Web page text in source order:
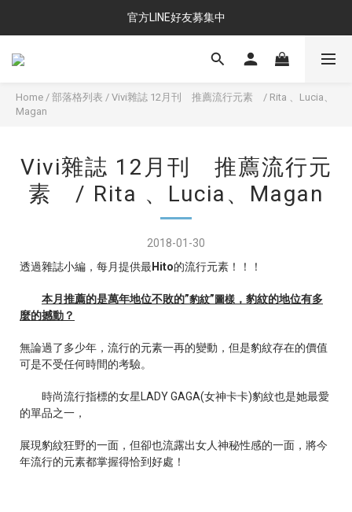
官方LINE好友募集中
Home / 部落格列表 / Vivi雜誌 12月刊 推薦流行元素 / Rita 、Lucia、
Magan
Vivi雜誌 12月刊 推薦流行元
素 / Rita 、Lucia、Magan
2018-01-30
透過雜誌小編，每月提供最Hito的流行元素！！！
本月推薦的是萬年地位不敗的”豹紋” 圖樣 ， 豹紋的地位有多
麼的撼動？
無論過了多少年，流行的元素一再的變動，但是豹紋存在的價值
可是不受任何時間的考驗。
時尚流行指標的女星 LADY GAGA(女神卡卡)豹紋也是她最愛
的單品之一，
展現豹紋狂野的一面，但卻也流露出女人神秘性感的一面，將今
年流行的元素都掌握得恰到好處！